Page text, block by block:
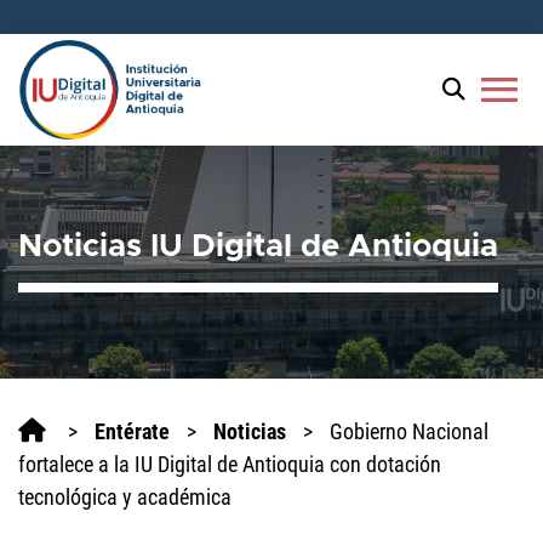
menu
Noticias IU Digital de Antioquia
> Entérate > Noticias >
Gobierno Nacional
fortalece a la IU Digital de Antioquia con dotación
tecnológica y académica